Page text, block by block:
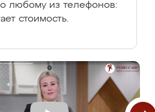
любому из телефонов:
стоимость.